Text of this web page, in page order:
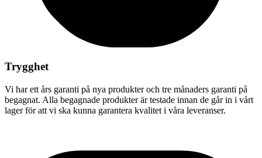
Trygghet
Vi har ett års garanti på nya produkter och tre månaders garanti på
begagnat. Alla begagnade produkter är testade innan de går in i vårt
lager för att vi ska kunna garantera kvalitet i våra leveranser.